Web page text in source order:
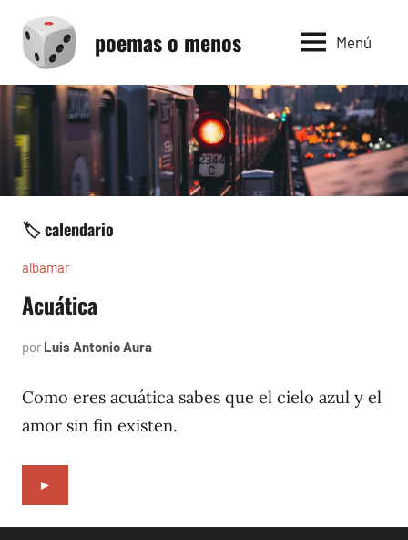
contenido
poemas o menos Menú
🏷️ calendario
albamar
Acuática
por Luis Antonio Aura
1996
Como eres acuática sabes que el cielo azul y el
amor sin fin existen.
►